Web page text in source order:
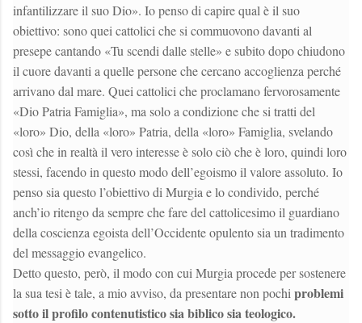
infantilizzare il suo Dio». Io penso di capire qual è il suo
obiettivo: sono quei cattolici che si commuovono davanti al
presepe cantando «Tu scendi dalle stelle» e subito dopo chiudono
il cuore davanti a quelle persone che cercano accoglienza perché
arrivano dal mare. Quei cattolici che proclamano fervorosamente
«Dio Patria Famiglia», ma solo a condizione che si tratti del
«loro» Dio, della «loro» Patria, della «loro» Famiglia, svelando
così che in realtà il vero interesse è solo ciò che è loro, quindi loro
stessi, facendo in questo modo dell’egoismo il valore assoluto. Io
penso sia questo l’obiettivo di Murgia e lo condivido, perché
anch’io ritengo da sempre che fare del cattolicesimo il guardiano
della coscienza egoista dell’Occidente opulento sia un tradimento
del messaggio evangelico.
Detto questo, però, il modo con cui Murgia procede per sostenere
la sua tesi è tale, a mio avviso, da presentare non pochi problemi
sotto il profilo contenutistico sia biblico sia teologico.